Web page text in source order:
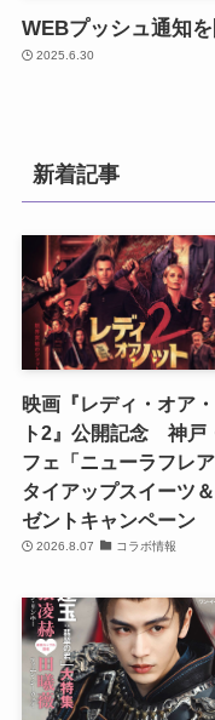
WEBプッシュ通知を
2025.6.30
新着記事
映画『レディ・オア
ト2』公開記念 神戸
フェ「ニューラフレ
タイアップスイーツ
ゼントキャンペーン
2026.8.07 コラボ情報